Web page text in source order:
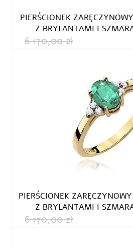
PIERŚCIONEK
Z BRYLANTAMI I
6 170,00 zł
PIERŚCIONEK
Z BRYLANTAMI I
6 170,00 zł